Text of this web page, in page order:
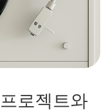
로젝트와